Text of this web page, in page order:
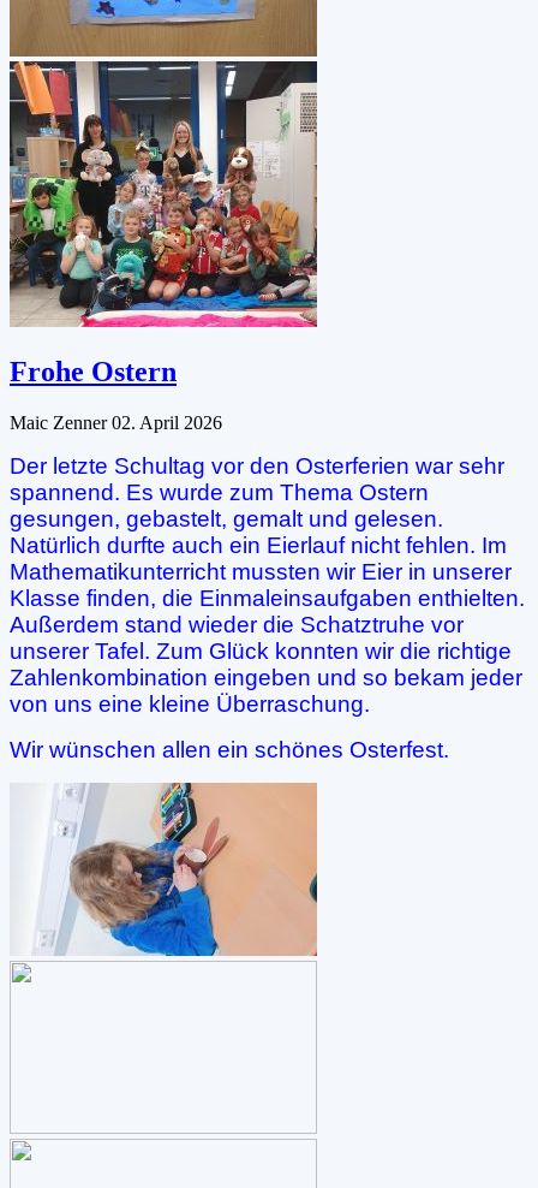
Frohe Ostern
Maic Zenner 02. April 2026
Der letzte Schultag vor den Osterferien war sehr
spannend. Es wurde zum Thema Ostern
gesungen, gebastelt, gemalt und gelesen.
Natürlich durfte auch ein Eierlauf nicht fehlen. Im
Mathematikunterricht mussten wir Eier in unserer
Klasse finden, die Einmaleinsaufgaben enthielten.
Außerdem stand wieder die Schatztruhe vor
unserer Tafel. Zum Glück konnten wir die richtige
Zahlenkombination eingeben und so bekam jeder
von uns eine kleine Überraschung.
Wir wünschen allen ein schönes Osterfest.